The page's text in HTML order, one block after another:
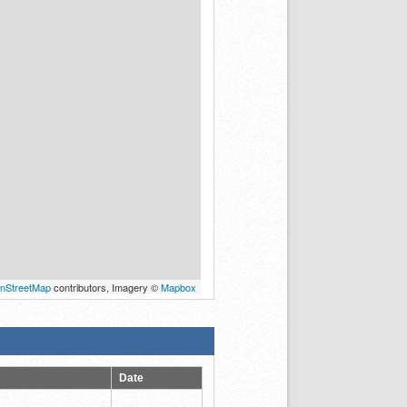
contributors, Imagery ©Mapbox
Date